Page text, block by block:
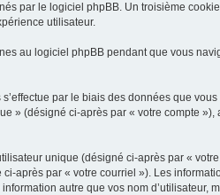
par le logiciel phpBB. Un troisième
utilisateur.
au logiciel phpBB pendant que vous
par le biais des données que
» (désigné ci-après par « votre compte
unique (désigné ci-après par «
après par « votre courriel »). Les
autre que vos nom